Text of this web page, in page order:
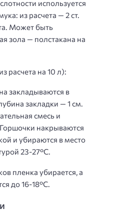
используется
из расчета — 2 ст.
Может быть
зола — полстакана на
расчета на 10 л):
закладываются в
закладки — 1 см.
смесь и
накрываются
и убираются в место
23-27°С.
пленка убирается, а
до 16-18°С.